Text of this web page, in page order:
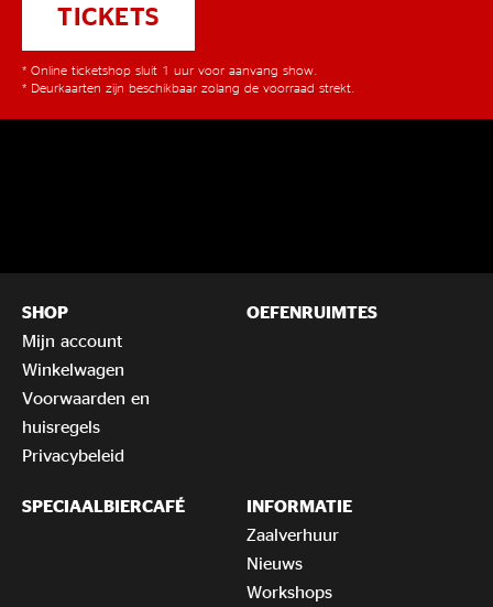
TICKETS
* Online ticketshop sluit 1 uur voor aanvang show.
* Deurkaarten zijn beschikbaar zolang de voorraad strekt.
SHOP
Mijn account
Winkelwagen
Voorwaarden en
huisregels
Privacybeleid
OEFENRUIMTES
SPECIAALBIERCAFÉ
INFORMATIE
Zaalverhuur
Nieuws
Workshops